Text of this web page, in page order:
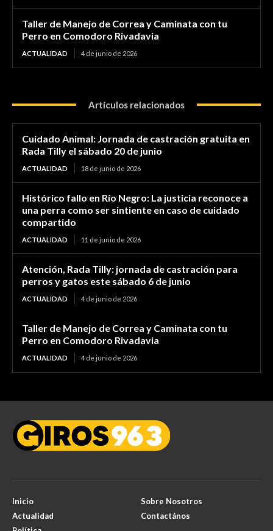
Taller de Manejo de Correa y Caminata con tu
Perro en Comodoro Rivadavia
ACTUALIDAD 4 de junio de 2026
Artículos relacionados
Cuidado Animal: Jornada de castración gratuita en
Rada Tilly el sábado 20 de junio
ACTUALIDAD 18 de junio de 2026
Histórico fallo en Río Negro: La justicia reconoce a
una perra como ser sintiente en caso de cuidado
compartido
ACTUALIDAD 11 de junio de 2026
Atención, Rada Tilly: jornada de castración para
perros y gatos este sábado 6 de junio
ACTUALIDAD 4 de junio de 2026
Taller de Manejo de Correa y Caminata con tu
Perro en Comodoro Rivadavia
ACTUALIDAD 4 de junio de 2026
Inicio
Actualidad
Sobre Nosotros
Contactános